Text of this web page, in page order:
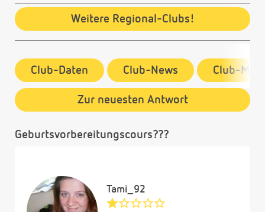
Weitere Regional-Clubs!
Club-Daten Club-News Club-
Zur neuesten Antwort
Geburtsvorbereitungscours???
Tami_92